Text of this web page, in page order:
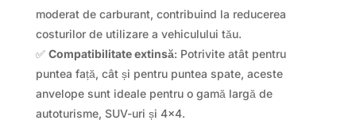
moderat de carburant, contribuind la reducerea
costurilor de utilizare a vehiculului tău.
✅ Compatibilitate extinsă: Potrivite atât pentru
puntea față, cât și pentru puntea spate, aceste
anvelope sunt ideale pentru o gamă largă de
autoturisme, SUV-uri și 4×4.